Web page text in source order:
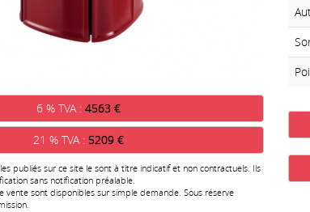
6 % TVA : 4563 €
21 % TVA : 5209 €
publiés sur ce site le sont à titre indicatif et non contractuels. Ils
sans notification préalable.
vente sont disponibles sur simple demande. Sous réserve